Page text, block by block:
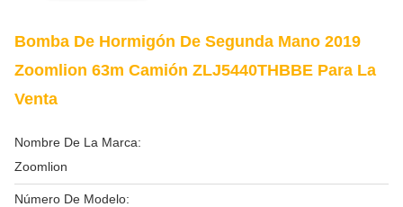
Bomba De Hormigón De Segunda Mano 2019
Zoomlion 63m Camión ZLJ5440THBBE Para La
Venta
Nombre De La Marca:
Zoomlion
Número De Modelo: